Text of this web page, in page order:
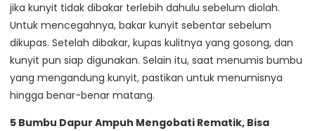
jika kunyit tidak dibakar terlebih dahulu sebelum diolah.
Untuk mencegahnya, bakar kunyit sebentar sebelum
dikupas. Setelah dibakar, kupas kulitnya yang gosong, dan
kunyit pun siap digunakan. Selain itu, saat menumis bumbu
yang mengandung kunyit, pastikan untuk menumisnya
hingga benar-benar matang.
5 Bumbu Dapur Ampuh Mengobati Rematik, Bisa